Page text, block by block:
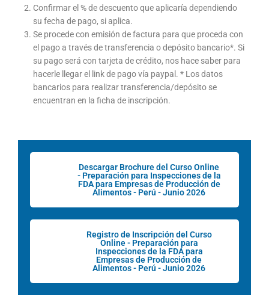
Confirmar el % de descuento que aplicaría dependiendo
su fecha de pago, si aplica.
Se procede con emisión de factura para que proceda con
el pago a través de transferencia o depósito bancario*. Si
su pago será con tarjeta de crédito, nos hace saber para
hacerle llegar el link de pago vía paypal. * Los datos
bancarios para realizar transferencia/depósito se
encuentran en la ficha de inscripción.
Descargar Brochure del Curso Online
- Preparación para Inspecciones de la
FDA para Empresas de Producción de
Alimentos - Perú - Junio 2026
Registro de Inscripción del Curso
Online - Preparación para
Inspecciones de la FDA para
Empresas de Producción de
Alimentos - Perú - Junio 2026